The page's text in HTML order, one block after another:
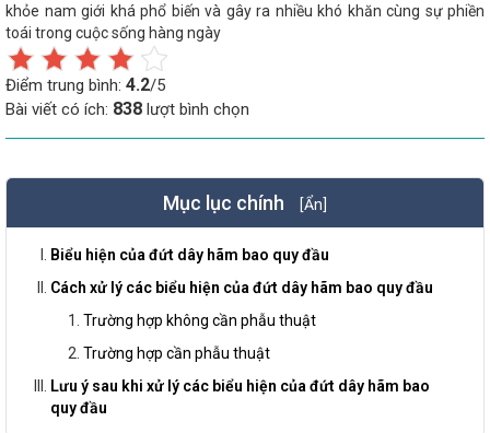
khỏe nam giới khá phổ biến và gây ra nhiều khó khăn cùng sự phiền
toái trong cuộc sống hàng ngày
Điểm trung bình: 4.2/5
Bài viết có ích: 838 lượt bình chọn
Mục lục chính [Ẩn]
Biểu hiện của đứt dây hãm bao quy đầu
Cách xử lý các biểu hiện của đứt dây hãm bao quy đầu
Trường hợp không cần phẫu thuật
Trường hợp cần phẫu thuật
Lưu ý sau khi xử lý các biểu hiện của đứt dây hãm bao
quy đầu